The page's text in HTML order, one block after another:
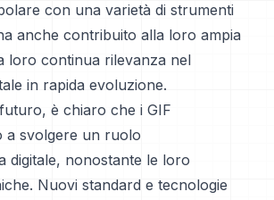
con una varietà di strumenti
anche contribuito alla loro ampia
loro continua rilevanza nel
in rapida evoluzione.
è chiaro che i GIF
a svolgere un ruolo
digitale, nonostante le loro
Nuovi standard e tecnologie